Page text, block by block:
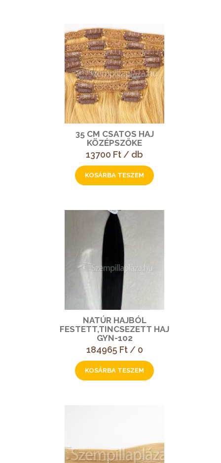
35 CM CSATOS HAJ
KÖZÉPSZŐKE
13700 Ft / db
NATÚR HAJBÓL
FESTETT,TINCSEZETT HAJ
GYN-102
184965 Ft / 0